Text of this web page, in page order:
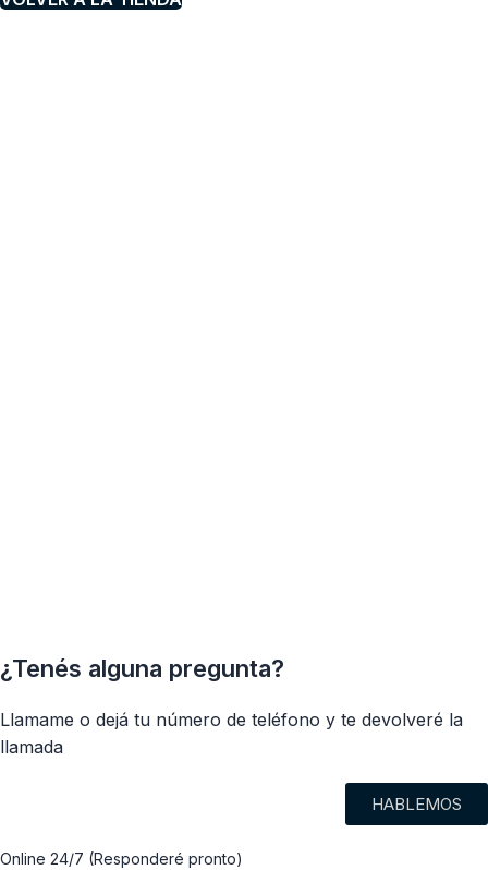
¿Tenés alguna pregunta?
Llamame o dejá tu número de teléfono y te devolveré la
llamada
HABLEMOS
Online 24/7 (Responderé pronto)